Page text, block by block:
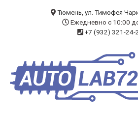
ЧИП-ТЮНИНГ
ДИАГНОСТИКА
Тюмень, ул. Тимофея
Ежедневно с 10:00
+7 (932) 321-24-